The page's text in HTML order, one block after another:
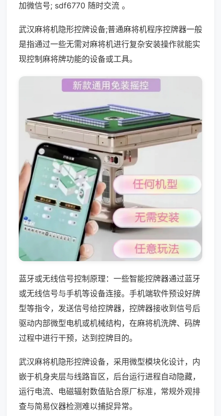
加微信号; sdf6770 随时交流 。
武汉麻将机隐形控牌设备;普通麻将机程序控牌器一般
是指通过一些无需对麻将机进行复杂安装操作就能实
现控制麻将牌功能的设备或工具。
蓝牙或无线信号控制原理：一些智能控牌器通过蓝牙
或无线信号与手机等设备连接。手机端软件预设好牌
型等指令，发送信号给控牌器，控牌器接收到信号后
驱动内部微型电机或机械结构，在麻将机洗牌、码牌
过程中进行干预，达到控牌目的。
武汉麻将机隐形控牌设备，采用微型模块化设计，内
嵌于机身夹层与线路盲区，后台运行进程自动隐藏，
运行电流、电磁辐射数值贴合原厂标准，常规外观排
查与简易仪器检测难以捕捉异常。